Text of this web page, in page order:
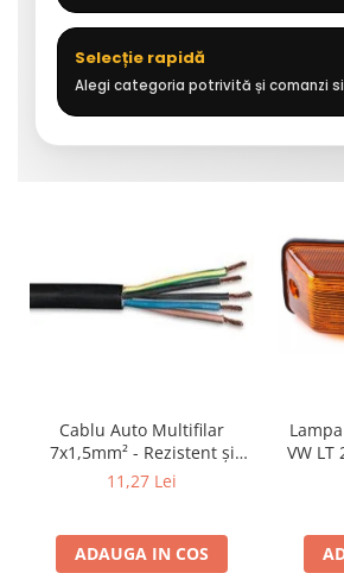
Selecție rapidă
Alegi categoria potrivită și comanzi
Cablu Auto Multifilar
7x1,5mm² - Rezistent și
Flexibil pentru Remorci 12V-
11,27 Lei
ADAUGA IN COS
VW LT